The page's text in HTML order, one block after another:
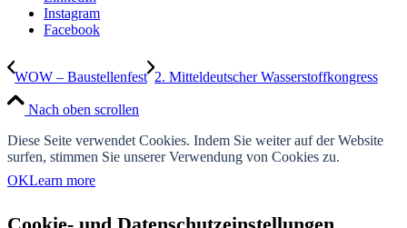
Instagram
Facebook
WOW – Baustellenfest 2. Mitteldeutscher Wasserstoffkongress
Nach oben scrollen
Diese Seite verwendet Cookies. Indem Sie weiter auf der Website
surfen, stimmen Sie unserer Verwendung von Cookies zu.
OKLearn more